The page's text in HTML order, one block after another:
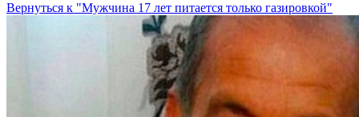
Вернуться к "Мужчина 17 лет питается только газировкой"